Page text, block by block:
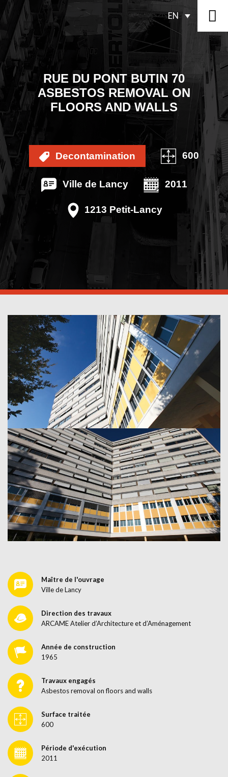
EN
RUE DU PONT BUTIN 70
ASBESTOS REMOVAL ON
FLOORS AND WALLS
Decontamination 600
Ville de Lancy 2011
1213 Petit-Lancy
Maître de l'ouvrage
Ville de Lancy
Direction des travaux
ARCAME Atelier d’Architecture et d’Aménagement
Année de construction
1965
Travaux engagés
Asbestos removal on floors and walls
Surface traitée
600
Période d'exécution
2011